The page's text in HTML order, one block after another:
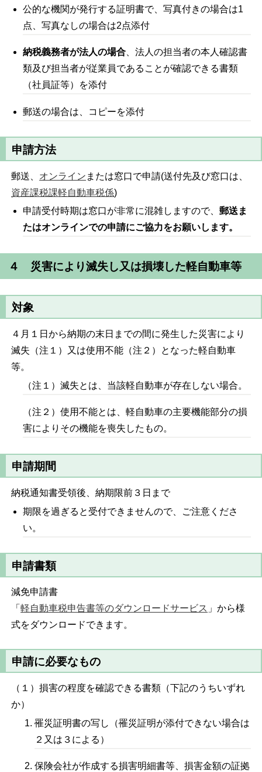
公的な機関が発行する証明書で、写真付きの場合は1
点、写真なしの場合は2点添付
納税義務者が法人の場合 、法人の担当者の本人確認書
類及び担当者が従業員であることが確認できる書類
（社員証等）を添付
郵送の場合は、コピーを添付
申請方法
郵送、 オンライン または窓口で申請(送付先及び窓口は、
資産課税課軽自動車税係)
申請受付時期は窓口が非常に混雑しますので、郵送ま
たはオンラインでの申請にご協力をお願いします。
４ 災害により滅失し又は損壊した軽自動車等
対象
４月１日から納期の末日までの間に発生した災害により
滅失（注１）又は使用不能（注２）となった軽自動車
等。
（注１）滅失とは、当該軽自動車が存在しない場合。
（注２）使用不能とは、軽自動車の主要機能部分の損
害によりその機能を喪失したもの。
申請期間
納税通知書受領後、納期限前３日まで
期限を過ぎると受付できませんので、ご注意くださ
い。
申請書類
減免申請書
「軽自動車税申告書等のダウンロードサービス 」から様
式をダウンロードできます。
申請に必要なもの
（１）損害の程度を確認できる書類（下記のうちいずれ
か）
罹災証明書の写し（罹災証明が添付できない場合は
２又は３による）
保険会社が作成する損害明細書等、損害金額の証拠